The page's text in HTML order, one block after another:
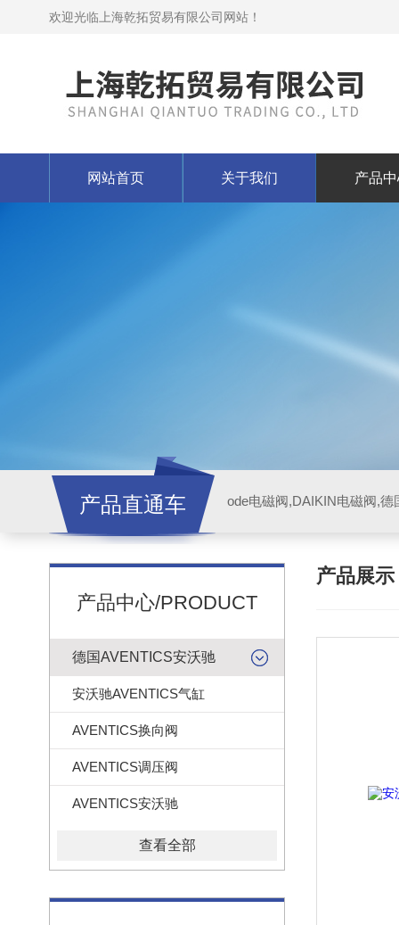
欢迎光临上海乾拓贸易有限公司网站！
网站首页 关于我们 产品
产品直通车 ode电磁阀,DAIKIN电磁阀,
产品中心/PRODUCT
德国AVENTICS安沃驰
安沃驰AVENTICS气缸
AVENTICS换向阀
AVENTICS调压阀
AVENTICS安沃驰
查看全部
产品展示